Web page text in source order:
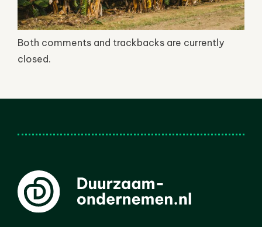
Both comments and trackbacks are currently
closed.